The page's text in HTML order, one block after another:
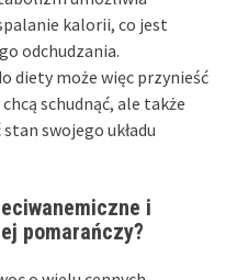
kalorii, co jest
odchudzania.
diety może więc przynieść
schudnąć, ale także
swojego układu
i
pomarańczy?